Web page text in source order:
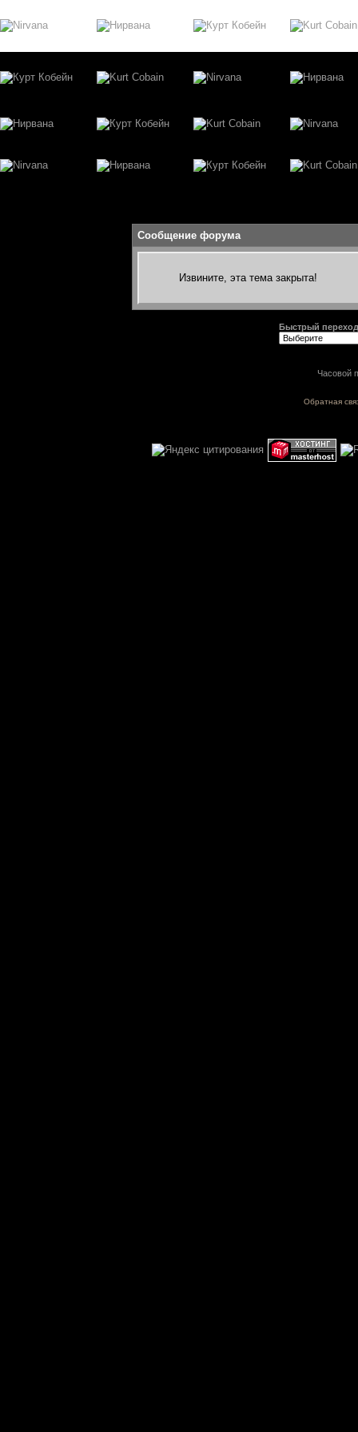
Сообщение форума
Извините, эта тема закрыта!
Быстрый переход
Часовой
Обратная